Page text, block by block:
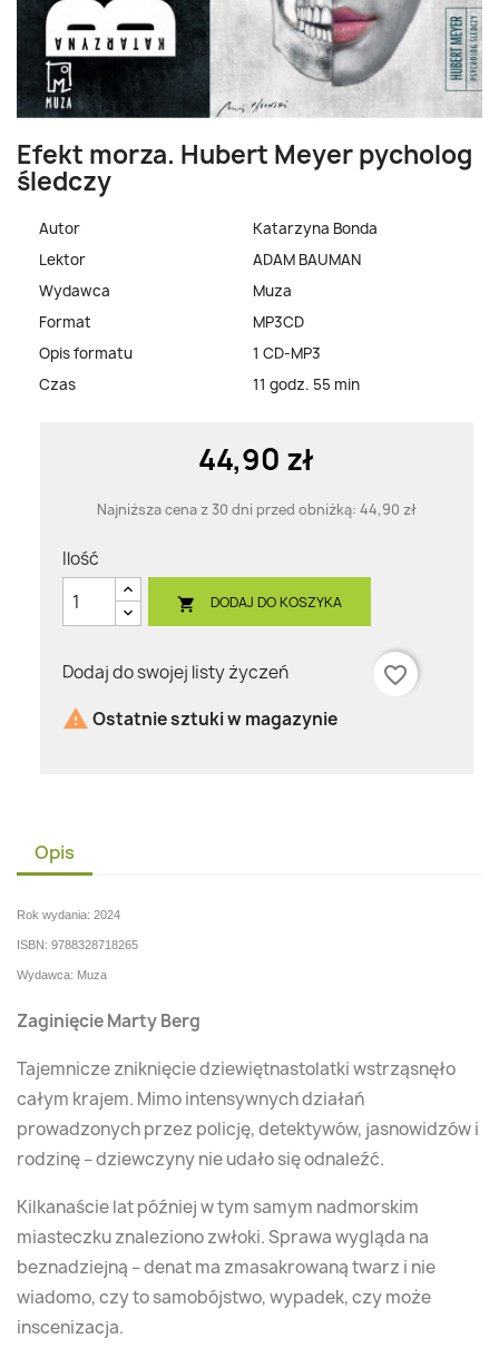
Efekt morza. Hubert Meyer pycholog
śledczy
Autor
Katarzyna Bonda
Lektor
ADAM BAUMAN
Wydawca
Muza
Format
MP3CD
Opis formatu
1 CD-MP3
Czas
11 godz. 55 min
44,90 zł
Najniższa cena z 30 dni przed obniżką: 44,90 zł
Ilość
 DODAJ DO KOSZYKA
Dodaj do swojej listy życzeń
favorite_border
 Ostatnie sztuki w magazynie
Opis
Rok wydania: 2024
ISBN: 9788328718265
Wydawca: Muza
Zaginięcie Marty Berg
Tajemnicze zniknięcie dziewiętnastolatki wstrząsnęło
całym krajem. Mimo intensywnych działań
prowadzonych przez policję, detektywów, jasnowidzów i
rodzinę – dziewczyny nie udało się odnaleźć.
Kilkanaście lat później w tym samym nadmorskim
miasteczku znaleziono zwłoki. Sprawa wygląda na
beznadziejną – denat ma zmasakrowaną twarz i nie
wiadomo, czy to samobójstwo, wypadek, czy może
inscenizacja.